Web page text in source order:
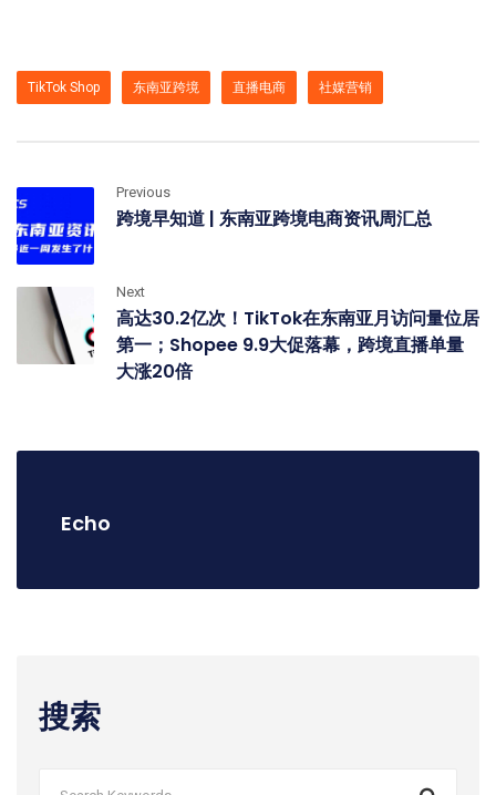
TikTok Shop 东南亚跨境 直播电商 社媒营销
Previous
跨境早知道 | 东南亚跨境电商资讯周汇总
Next
高达30.2亿次！TikTok在东南亚月访问量位居
第一；Shopee 9.9大促落幕，跨境直播单量
大涨20倍
Echo
搜索